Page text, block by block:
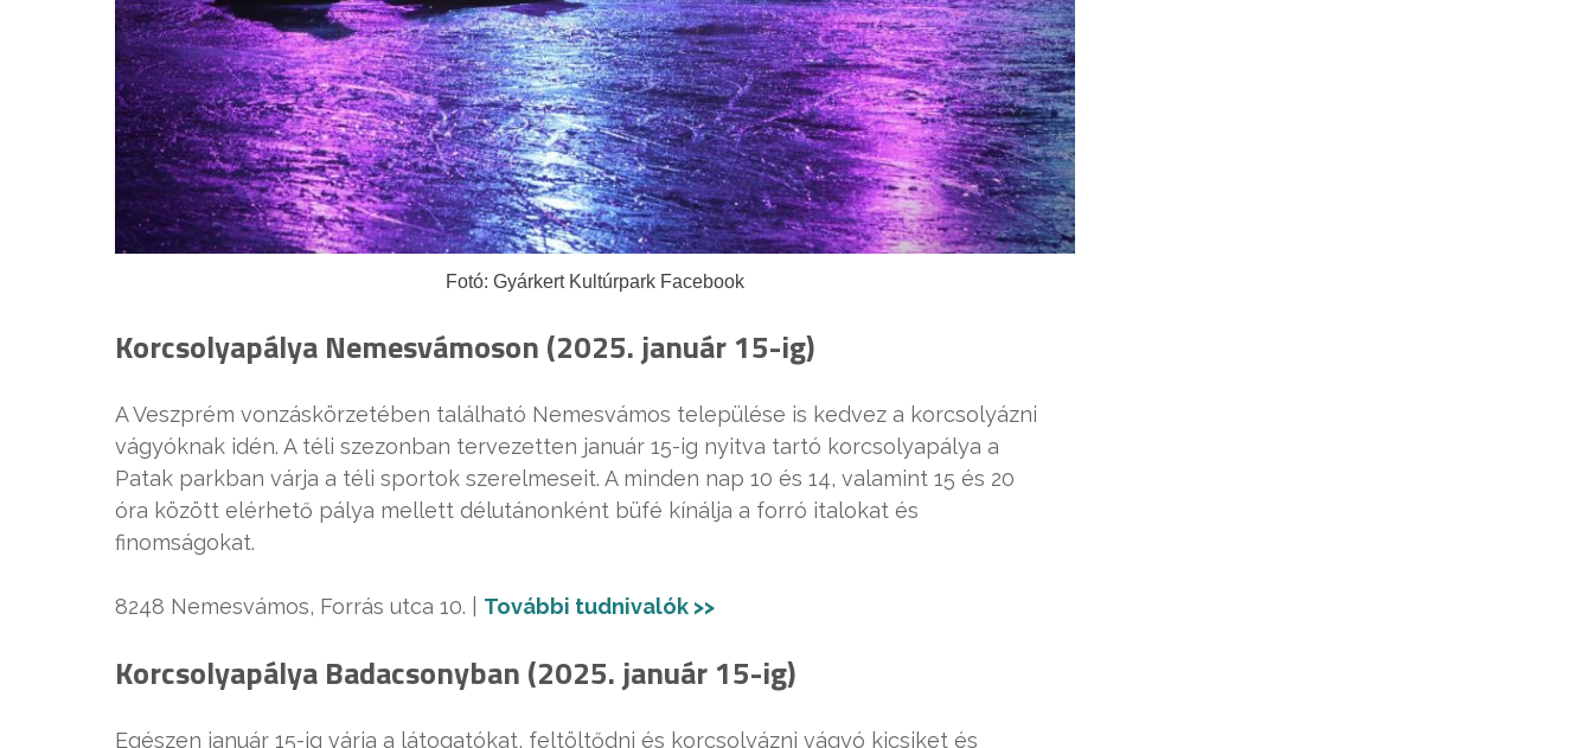
Fotó: Gyárkert Kultúrpark Facebook
Korcsolyapálya Nemesvámoson (2025. január 15-ig)
A Veszprém vonzáskörzetében található Nemesvámos települése is kedvez a korcsolyázni
vágyóknak idén. A téli szezonban tervezetten január 15-ig nyitva tartó korcsolyapálya a
Patak parkban várja a téli sportok szerelmeseit. A minden nap 10 és 14, valamint 15 és 20
óra között elérhető pálya mellett délutánonként büfé kínálja a forró italokat és
finomságokat.
8248 Nemesvámos, Forrás utca 10. | További tudnivalók >>
Korcsolyapálya Badacsonyban (2025. január 15-ig)
Egészen január 15-ig várja a látogatókat, feltöltődni és korcsolyázni vágyó kicsiket és